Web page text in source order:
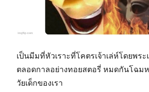
เป็นมีมที่หัวเราะที่โคตรเจ้าเล่ห์โดยพร
ตลอดกาลอย่างทอยสตอรี่ หมดกันโฉม
วัยเด็กของเรา